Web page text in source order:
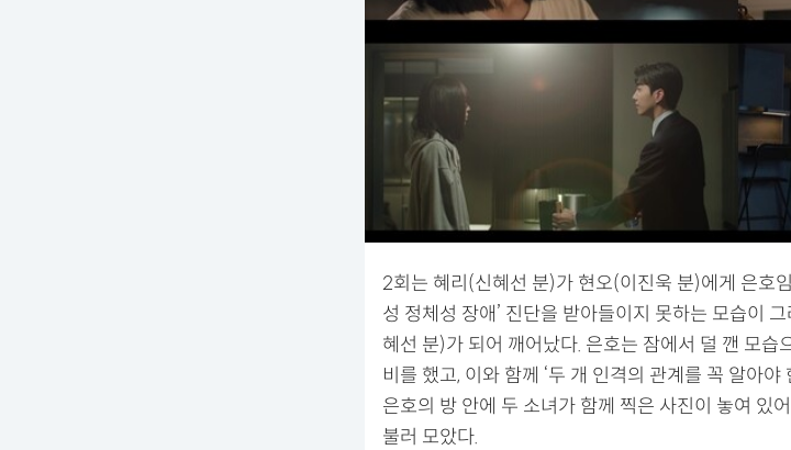
2회는 혜리(신혜선 분)가 현오(이진욱 분)에게 은호
성 정체성 장애’ 진단을 받아들이지 못하는 모습이
혜선 분)가 되어 깨어났다. 은호는 잠에서 덜 깬 모습
비를 했고, 이와 함께 ‘두 개 인격의 관계를 꼭 알아
은호의 방 안에 두 소녀가 함께 찍은 사진이 놓여 있
불러 모았다.